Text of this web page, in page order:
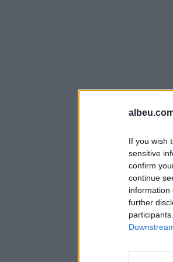
If you wish
sensitive
confirm
continue
information
further